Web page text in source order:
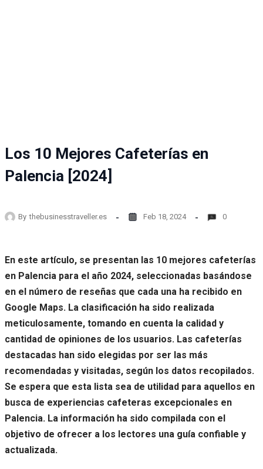
Los 10 Mejores Cafeterías en
Palencia [2024]
By thebusinesstraveller.es Feb 18, 2024 0
En este artículo, se presentan las 10 mejores cafeterías
en Palencia para el año 2024, seleccionadas basándose
en el número de reseñas que cada una ha recibido en
Google Maps. La clasificación ha sido realizada
meticulosamente, tomando en cuenta la calidad y
cantidad de opiniones de los usuarios. Las cafeterías
destacadas han sido elegidas por ser las más
recomendadas y visitadas, según los datos recopilados.
Se espera que esta lista sea de utilidad para aquellos en
busca de experiencias cafeteras excepcionales en
Palencia. La información ha sido compilada con el
objetivo de ofrecer a los lectores una guía confiable y
actualizada.